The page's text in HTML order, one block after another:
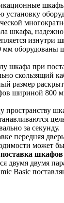
шкафы
установку
шкафа, надежно
изнутри
оборудованы
шкафа при
скользящий
размер
шириной 800
пространству
за секунду.
передняя
может
двумя двумя
Basic